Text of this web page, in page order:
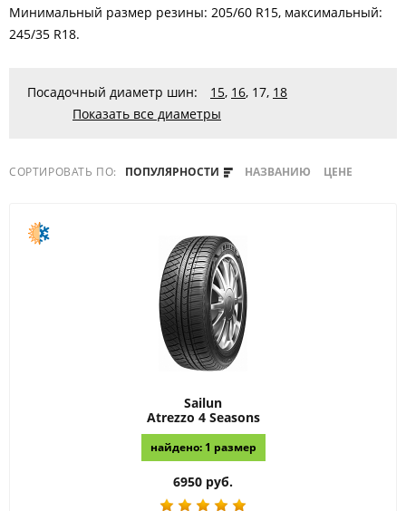
Минимальный размер резины: 205/60 R15, максимальный:
245/35 R18.
Посадочный диаметр шин: 15, 16, 17, 18
Показать все диаметры
СОРТИРОВАТЬ ПО: ПОПУЛЯРНОСТИ НАЗВАНИЮ ЦЕНЕ
Sailun
Atrezzo 4 Seasons
найдено: 1 размер
6950 руб.